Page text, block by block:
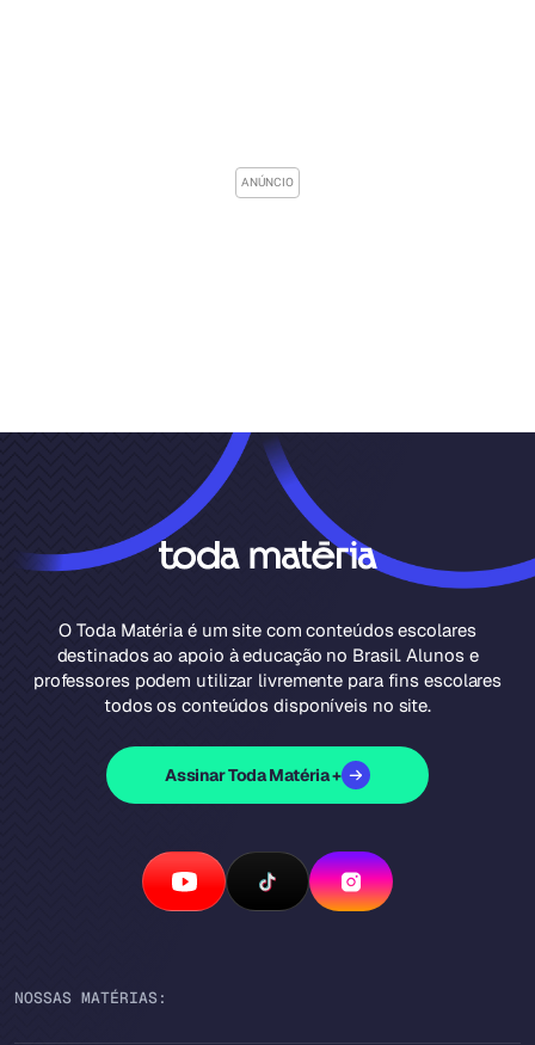
O Toda Matéria é um site com conteúdos escolares
destinados ao apoio à educação no Brasil. Alunos e
professores podem utilizar livremente para fins escolares
todos os conteúdos disponíveis no site.
Assinar Toda Matéria +
NOSSAS MATÉRIAS: